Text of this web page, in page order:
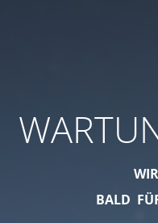
BALD